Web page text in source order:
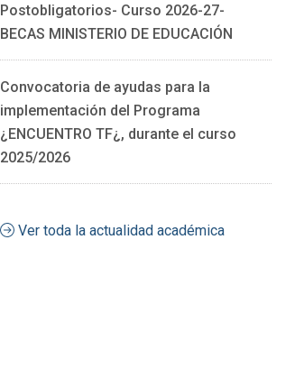
Postobligatorios- Curso 2026-27-
BECAS MINISTERIO DE EDUCACIÓN
Convocatoria de ayudas para la
implementación del Programa
¿ENCUENTRO TF¿, durante el curso
2025/2026
Ver toda la actualidad académica